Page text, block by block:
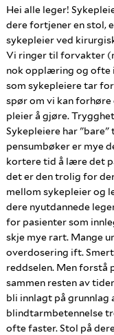
Hei alle leger!
dere fortjener en stol,
sykepleier ved
Vi ringer til forvakter
nok opplæring og ofte
som sykepleiere tar
spør om vi kan forhøre
pleier å gjøre.
Sykepleiere har
pensumbøker er mye
kortere tid å lære det
det er den trolig for
mellom sykepleier og
dere nyutdannede
for pasienter som
skje mye rart. Mange
overdosering ift.
reddselen. Men forstå
sammen resten av
bli innlagt på grunnlag
blindtarmbetennelse
ofte faster. Stol på